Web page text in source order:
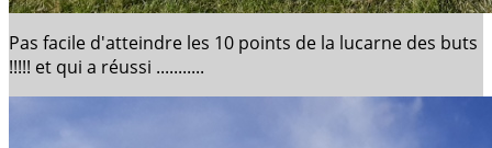
Pas facile d'atteindre les 10 points de la lucarne des buts
!!!!! et qui a réussi ...........